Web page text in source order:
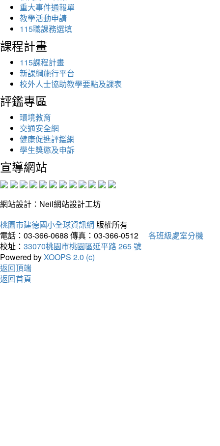
重大事件通報單
教學活動申請
115職課務選填
課程計畫
115課程計畫
新課綱施行平台
校外人士協助教學要點及課表
評鑑專區
環境教育
交通安全網
健康促進評鑑網
學生獎懲及申訴
宣導網站
網站設計：Neil網站設計工坊
桃園市建德國小全球資訊網 版權所有
電話：03-366-0688 傳真：03-366-0512
各班級處室分機
校址： 33070桃園市桃園區延平路 265 號
Powered byXOOPS 2.0 (c)
返回頂端
返回首頁